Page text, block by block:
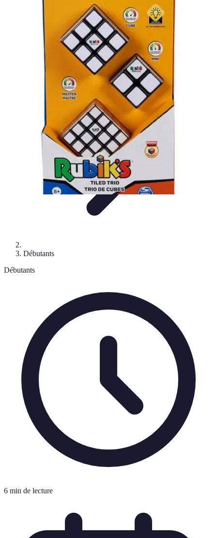
Apprendre Rubik Cube
Astuces et conseils
ApprentissageTechniques
d'apprentissage
Méthodes d'apprentissageTechniques
Apprendre Rubik Cube
Débutants
Débutants
6 min de lecture